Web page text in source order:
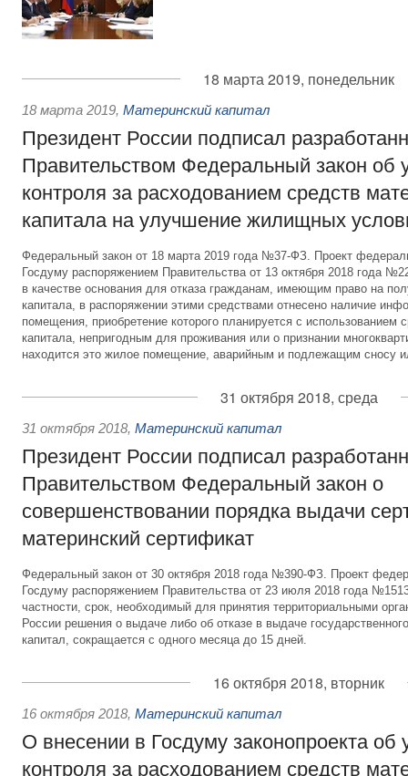
18 марта 2019, понедельник
18 марта 2019, Материнский капитал
Президент России подписал
Правительством Федеральный закон об
контроля за расходованием средств
капитала на улучшение жилищных
Федеральный закон от 18 марта 2019 года №37-ФЗ. Проект
Госдуму распоряжением Правительства от 13 октября 2018 года
в качестве основания для отказа гражданам, имеющим право на
капитала, в распоряжении этими средствами отнесено наличие
помещения, приобретение которого планируется с использованием
капитала, непригодным для проживания или о признании
находится это жилое помещение, аварийным и подлежащим сносу
31 октября 2018, среда
31 октября 2018, Материнский капитал
Президент России подписал
Правительством Федеральный закон о
совершенствовании порядка выдачи
материнский сертификат
Федеральный закон от 30 октября 2018 года №390-ФЗ. Проект
Госдуму распоряжением Правительства от 23 июля 2018 года
частности, срок, необходимый для принятия территориальными
России решения о выдаче либо об отказе в выдаче
капитал, сокращается с одного месяца до 15 дней.
16 октября 2018, вторник
16 октября 2018, Материнский капитал
О внесении в Госдуму законопроекта об
контроля за расходованием средств